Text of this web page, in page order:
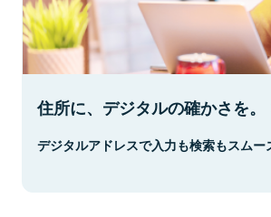
住所に、デジタルの確かさを。
デジタルアドレスで入力も検索もスムー